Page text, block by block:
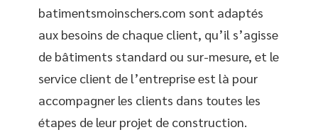
batimentsmoinschers.com sont adaptés
aux besoins de chaque client, qu’il s’agisse
de bâtiments standard ou sur-mesure, et le
service client de l’entreprise est là pour
accompagner les clients dans toutes les
étapes de leur projet de construction.